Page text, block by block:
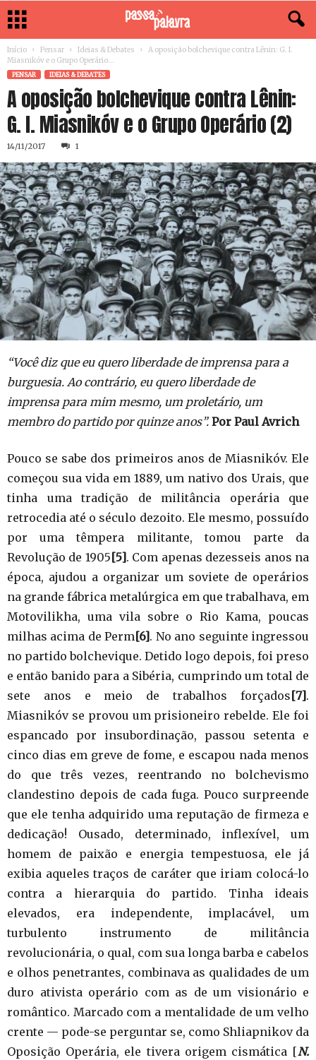
Início Pensar Ideias & Debates
A oposição bolchevique contra Lênin: G. I.
Miasnikóv e o Grupo Operário...
PENSAR IDEIAS & DEBATES
A oposição bolchevique contra Lênin:
G. I. Miasnikóv e o Grupo Operário (2)
14/11/2017 1
“Você diz que eu quero liberdade de imprensa para a
burguesia. Ao contrário, eu quero liberdade de
imprensa para mim mesmo, um proletário, um
membro do partido por quinze anos”. Por Paul Avrich
Pouco se sabe dos primeiros anos de Miasnikóv. Ele
começou sua vida em 1889, um nativo dos Urais, que
tinha uma tradição de militância operária que
retrocedia até o século dezoito. Ele mesmo, possuído
por uma têmpera militante, tomou parte da
Revolução de 1905[5]. Com apenas dezesseis anos na
época, ajudou a organizar um soviete de operários
na grande fábrica metalúrgica em que trabalhava, em
Motovilikha, uma vila sobre o Rio Kama, poucas
milhas acima de Perm[6]. No ano seguinte ingressou
no partido bolchevique. Detido logo depois, foi preso
e então banido para a Sibéria, cumprindo um total de
sete anos e meio de trabalhos forçados[7].
Miasnikóv se provou um prisioneiro rebelde. Ele foi
espancado por insubordinação, passou setenta e
cinco dias em greve de fome, e escapou nada menos
do que três vezes, reentrando no bolchevismo
clandestino depois de cada fuga. Pouco surpreende
que ele tenha adquirido uma reputação de firmeza e
dedicação! Ousado, determinado, inflexível, um
homem de paixão e energia tempestuosa, ele já
exibia aqueles traços de caráter que iriam colocá-lo
contra a hierarquia do partido. Tinha ideais
elevados, era independente, implacável, um
turbulento instrumento de militância
revolucionária, o qual, com sua longa barba e cabelos
e olhos penetrantes, combinava as qualidades de um
duro ativista operário com as de um visionário e
romântico. Marcado com a mentalidade de um velho
crente — pode-se perguntar se, como Shliapnikov da
Oposição Operária, ele tivera origem cismática [N.